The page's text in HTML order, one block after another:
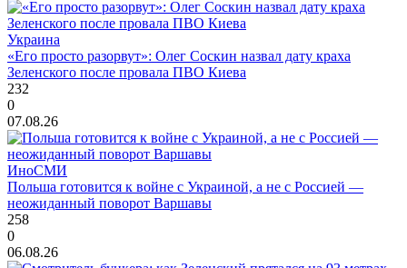
Украина
«Его просто разорвут»: Олег Соскин назвал дату краха
Зеленского после провала ПВО Киева
232
0
07.08.26
ИноСМИ
Польша готовится к войне с Украиной, а не с Россией —
неожиданный поворот Варшавы
258
0
06.08.26